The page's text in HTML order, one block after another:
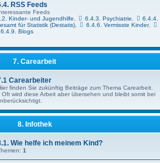
RSS Feeds
Feeds
Kinder- und Jugendhilfe 6.4.3. Psychiatrie
6.4.4.
für Statistik (Destatis), 6.4.6. Vermisste Kinder,
6.4.9. Blogs
7. Carearbeit
Carearbeiter
finden Sie zukünftig Beiträge zum Thema Carearbeit.
wird diese Arbeit aber übersehen und bleibt somit bei
8. Infothek
Wie helfe ich meinem Kind?
1